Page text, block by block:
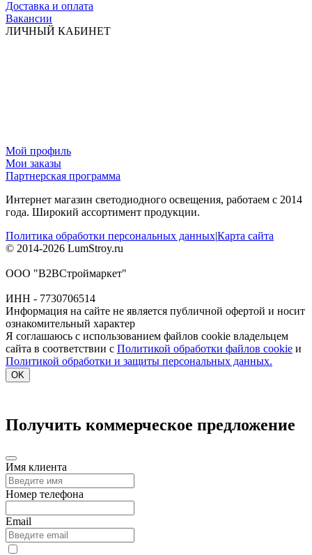
Доставка и оплата
Вакансии
ЛИЧНЫЙ КАБИНЕТ
Мой профиль
Мои заказы
Партнерская программа
Интернет магазин светодиодного освещения, работаем с 2014
года. Широкий ассортимент продукции.
Политика обработки персональных данных|Карта сайта
© 2014-2026 LumStroy.ru
ООО "В2ВСтроймаркет"
ИНН - 7730706514
Информация на сайте не является публичной офертой и носит
ознакомительный характер
Я соглашаюсь с использованием файлов cookie владельцем
сайта в соответствии с Политикой обработки файлов cookie и
Политикой обработки и защиты персональных данных.
OK
Получить коммерческое предложение
Имя клиента
Номер телефона
Email